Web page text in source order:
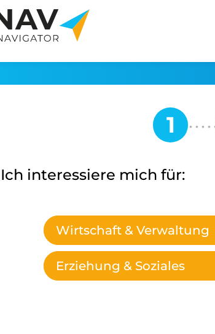
Ich interessiere mich für:
Wirtschaft & Verwaltung
Erziehung & Soziales